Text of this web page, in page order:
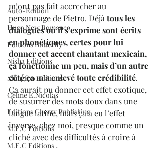
Auto-Edition
Hugo New Romance
Editions Butterfly
Nisha Editions
Shingfoo Editions
Céline E.Nicolas
Editions Cherry Publishing
M.E.C Editions
M.E.C Editions
m’ont pas fait accrocher au
personnage de Pietro. Déjà tous les
dialogues où il s’exprime sont écrits
en phonétiques, certes pour lui
donner cet accent chantant mexicain,
ça fonctionne un peu, mais d’un autre
côté ça m’a enlevé toute crédibilité.
Ça aurait pu donner cet effet exotique,
de susurrer des mots doux dans une
langue latine, mais ça a eu l’effet
inverse, chez moi, presque comme un
cliché avec des difficultés à croire à